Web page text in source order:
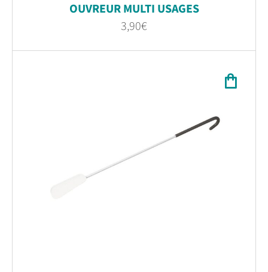
OUVREUR MULTI USAGES
3,90€